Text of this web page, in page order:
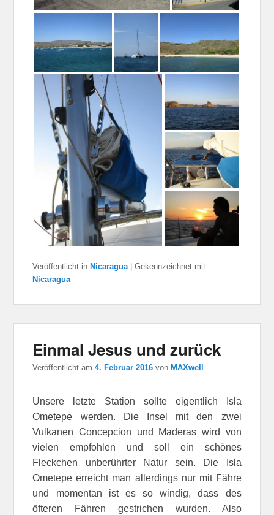
Veröffentlicht in Nicaragua |Gekennzeichnet mit
Nicaragua
Einmal Jesus und zurück
Veröffentlicht am4. Februar 2016 von MAXwell
Unsere letzte Station sollte eigentlich Isla
Ometepe werden. Die Insel mit den zwei
Vulkanen Concepcion und Maderas wird von
vielen empfohlen und soll ein schönes
Fleckchen unberührter Natur sein. Die Isla
Ometepe erreicht man allerdings nur mit Fähre
und momentan ist es so windig, dass des
öfteren Fähren gestrichen wurden. Also